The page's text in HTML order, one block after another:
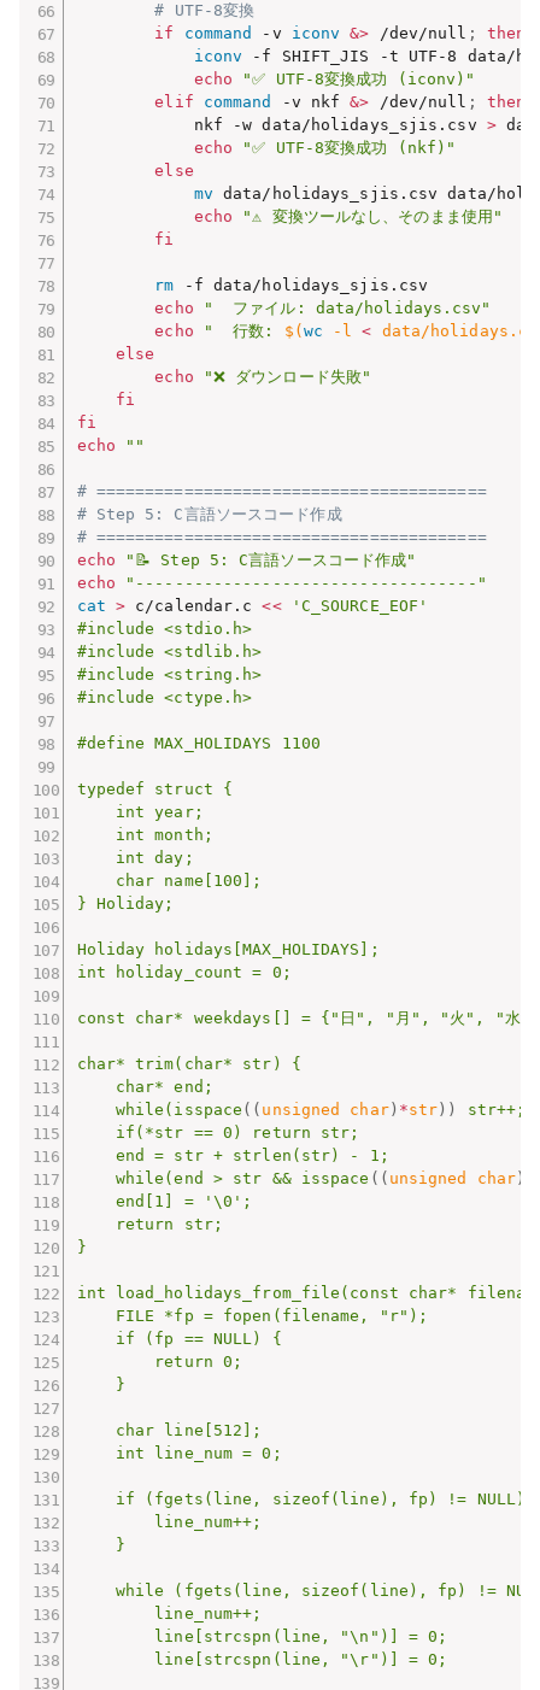
# UTF-8変換
if
command -v iconv &> /dev/null ;
then
iconv -f SHIFT_JIS -t UTF-8 data/
echo
"✅ UTF-8変換成功 (iconv)"
elif
command -v nkf &> /dev/null ;
then
            nkf -w data/holidays_sjis.csv
>
echo
"✅ UTF-8変換成功 (nkf)"
else
mv data/holidays_sjis.csv data/
echo
"⚠️ 変換ツールなし、そのまま使用"
fi
rm -f data/holidays_sjis.csv
echo
"  ファイル: data/holidays.csv"
echo
"  行数: $( wc -l < data/
else
echo
"❌ ダウンロード失敗"
fi
fi
echo
""
# ========================================
# Step 5: C言語ソースコード作成
# ========================================
echo
"📝 Step 5: C言語ソースコード作成"
echo
"-----------------------------------"
cat > c/calendar.c <<
'C_SOURCE_EOF'
#include <stdio.h>
#include <stdlib.h>
#include <string.h>
#include <ctype.h>
#define MAX_HOLIDAYS 1100
typedef struct {
    int year;
    int month;
    int day;
    char name[100];
} Holiday;
Holiday holidays[MAX_HOLIDAYS];
int holiday_count = 0;
const char* weekdays[] = {"日", "月", "火", "
char* trim(char* str) {
    char* end;
    while(isspace
(( unsigned char) *str ))
str++;
    if(*str == 0) return str;
    end = str + strlen(str) - 1;
    while(end > str && isspace
(( unsigned char )
    end[1] = '\0';
    return str;
}
int load_holidays_from_file(const char*
    FILE *fp = fopen(filename, "r");
    if (fp == NULL) {
        return 0;
    }
    char line[512];
    int line_num = 0;
if (fgets(line, sizeof(line), fp) != NULL)
        line_num++;
    }
while (fgets(line, sizeof(line), fp) !=
        line_num++;
        line[strcspn(line, "\n")] = 0;
        line[strcspn(line, "\r")] = 0;